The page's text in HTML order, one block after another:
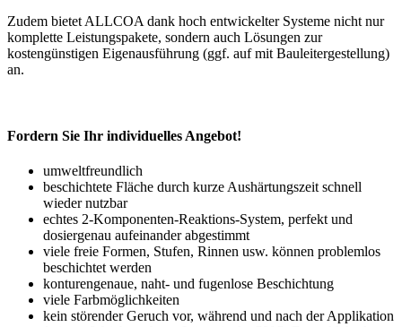
Zudem bietet ALLCOA dank hoch entwickelter Systeme nicht nur
komplette Leistungspakete, sondern auch Lösungen zur
kostengünstigen Eigenausführung (ggf. auf mit Bauleitergestellung)
an.
Fordern Sie Ihr individuelles Angebot!
umweltfreundlich
beschichtete Fläche durch kurze Aushärtungszeit schnell
wieder nutzbar
echtes 2-Komponenten-Reaktions-System, perfekt und
dosiergenau aufeinander abgestimmt
viele freie Formen, Stufen, Rinnen usw. können problemlos
beschichtet werden
konturengenaue, naht- und fugenlose Beschichtung
viele Farbmöglichkeiten
kein störender Geruch vor, während und nach der Applikation